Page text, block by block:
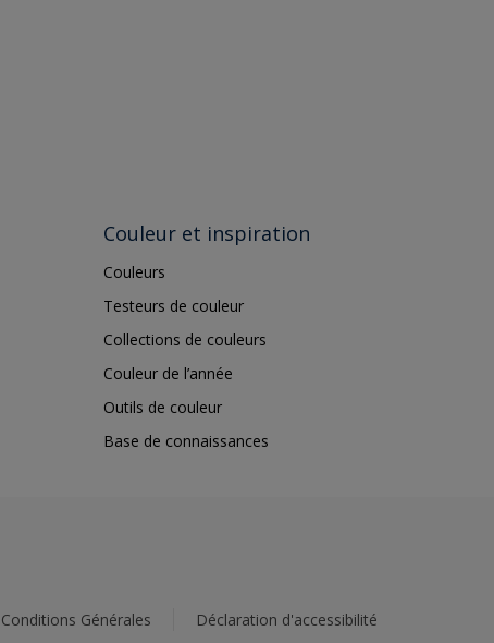
Couleur et inspiration
Couleurs
Testeurs de couleur
Collections de couleurs
Couleur de l’année
Outils de couleur
Base de connaissances
Conditions Générales Déclaration d'accessibilité